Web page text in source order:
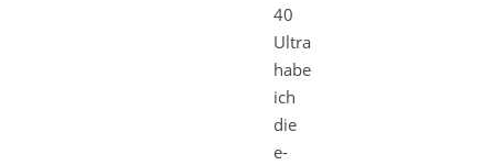
40
Ultra
habe
ich
die
e-